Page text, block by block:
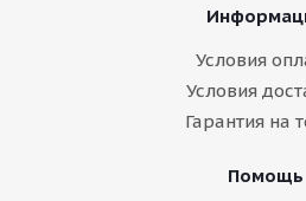
Условия
Условия
Гарантия на
Помощь